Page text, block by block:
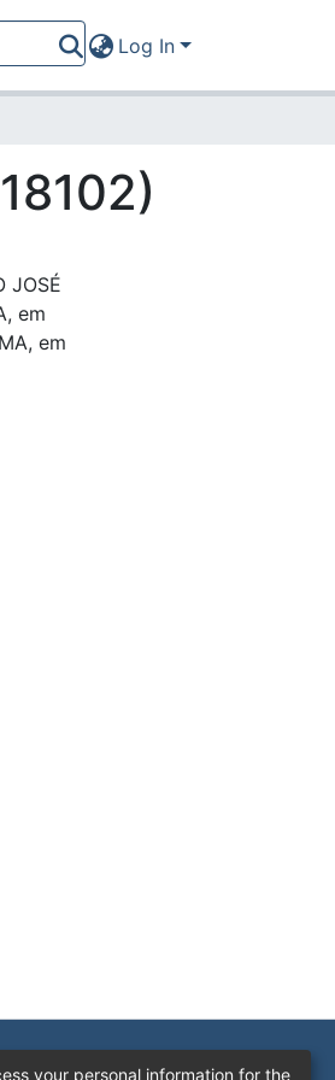
Log In
JOSÉ
em
em
your personal information for the